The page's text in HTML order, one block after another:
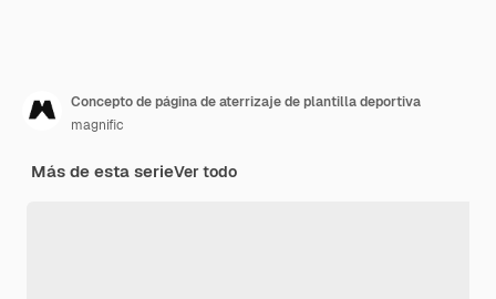
Concepto de página de aterrizaje de plantilla deportiva
magnific
Más de esta serieVer todo